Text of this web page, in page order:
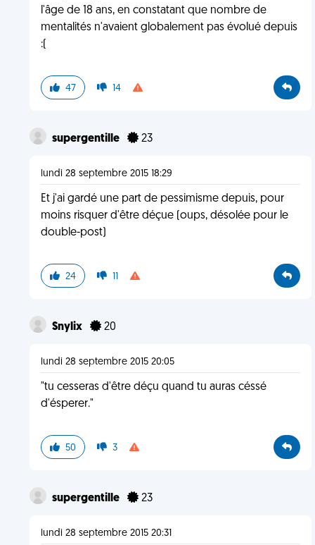
l'âge de 18 ans, en constatant que nombre de
mentalités n'avaient globalement pas évolué depuis
:(
47 14
supergentille 23
lundi 28 septembre 2015 18:29
Et j'ai gardé une part de pessimisme depuis, pour
moins risquer d'être déçue (oups, désolée pour le
double-post)
24 11
Snylix 20
lundi 28 septembre 2015 20:05
"tu cesseras d'être déçu quand tu auras céssé
d'ésperer."
50 3
supergentille 23
lundi 28 septembre 2015 20:31